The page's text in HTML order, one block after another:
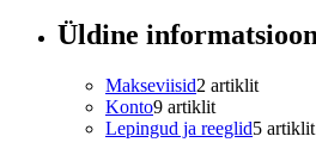
Üldine informatsioon
Makseviisid2 artiklit
Konto9 artiklit
Lepingud ja reeglid5 artiklit